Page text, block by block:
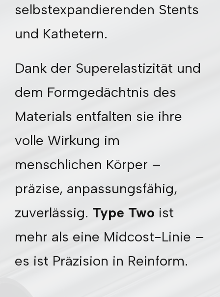
selbstexpandierenden Stents
und Kathetern.
Dank der Superelastizität und
dem Formgedächtnis des
Materials entfalten sie ihre
volle Wirkung im
menschlichen Körper –
präzise, anpassungsfähig,
zuverlässig. Type Two ist
mehr als eine Midcost-Linie –
es ist Präzision in Reinform.